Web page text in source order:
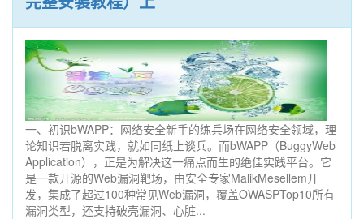
一、初识bWAPP：网络安全新手的练兵场在网络安全领域，理
论知识若脱离实践，就如同纸上谈兵。而bWAPP（BuggyWeb
Application），正是为解决这一痛点而生的绝佳实践平台。它
是一款开源的Web漏洞靶场，由安全专家MalikMesellem开
发，集成了超过100种常见Web漏洞，覆盖OWASPTop10所有
漏洞类型，还支持破壳漏洞、心脏...